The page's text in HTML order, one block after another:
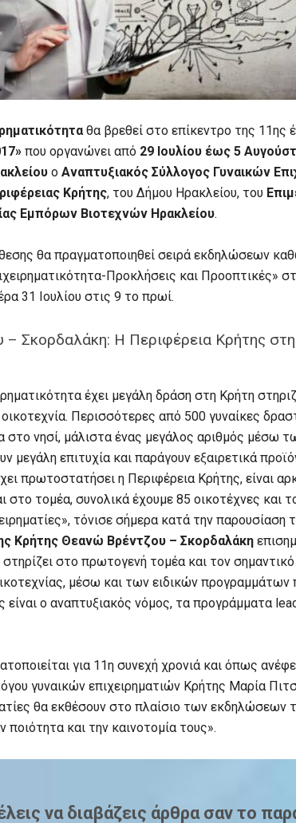
θα βρεθεί στο επίκεντρο της 11ης
που οργανώνει από 29 Ιουλίου έως 5
ο Αναπτυξιακός Σύλλογος Γυναικών
Κρήτης, του Δήμου Ηρακλείου, του
Εμπόρων Βιοτεχνών Ηρακλείου.
θα πραγματοποιηθεί σειρά εκδηλώσεων
Προκλήσεις και Προοπτικές»
31 Ιουλίου στις 9 το πρωί.
Σκορδαλάκη: Η Περιφέρεια Κρήτης
έχει μεγάλη δράση στη Κρήτη
Περισσότερες από 500 γυναίκες
στο νησί, μάλιστα ένας μεγάλος αριθμός μέσω
μεγάλη επιτυχία και παράγουν εξαιρετικά
πρωτοστατήσει η Περιφέρεια Κρήτης, είναι
στο τομέα, συνολικά έχουμε 85 οικοτέχνες και
τόνισε σήμερα κατά την
Κρήτης Θεανώ Βρέντζου – Σκορδαλάκη
στο πρωτογενή τομέα και τον σημαντικό
μέσω και των ειδικών προγραμμάτων
είναι ο αναπτυξιακός νόμος, τα προγράμματα
για 11η συνεχή χρονιά και όπως
γυναικών επιχειρηματιών Κρήτης Μαρία
θα εκθέσουν στο πλαίσιο των εκδηλώσεων
ποιότητα και την καινοτομία τους».
να διαβάζεις άρθρα σαν το